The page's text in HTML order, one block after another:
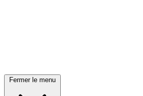
Fermer le menu